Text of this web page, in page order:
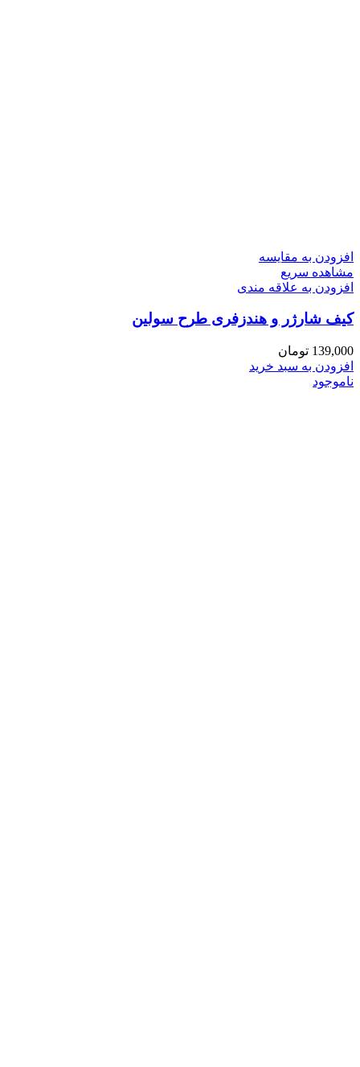
افزودن به مقایسه
مشاهده سریع
افزودن به علاقه مندی
کیف شارژر و هندزفری طرح سولین
139,000 تومان
افزودن به سبد خرید
ناموجود